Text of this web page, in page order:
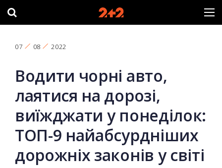
07 08 2022
Водити чорні авто,
лаятися на дорозі,
виїжджати у понеділок:
ТОП-9 найабсурдніших
дорожніх законів у світі